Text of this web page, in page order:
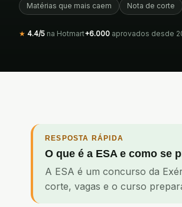
Matérias que mais caem Nota de corte
★ 4.4/5 na Hotmart+6.000 aprovados desde
RESPOSTA RÁPIDA
O que é a ESA e como se
A ESA é um concurso da
corte, vagas e o curso